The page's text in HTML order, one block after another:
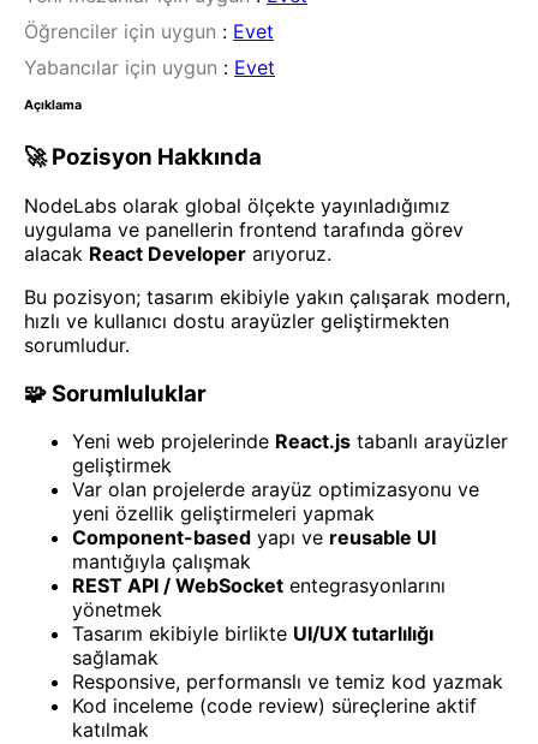
Öğrenciler için uygun : Evet
Yabancılar için uygun : Evet
Açıklama
🚀 Pozisyon Hakkında
NodeLabs olarak global ölçekte yayınladığımız
uygulama ve panellerin frontend tarafında görev
alacak React Developer arıyoruz.
Bu pozisyon; tasarım ekibiyle yakın çalışarak modern,
hızlı ve kullanıcı dostu arayüzler geliştirmekten
sorumludur.
🧩 Sorumluluklar
Yeni web projelerinde React.js tabanlı arayüzler
geliştirmek
Var olan projelerde arayüz optimizasyonu ve
yeni özellik geliştirmeleri yapmak
Component-based yapı ve reusable UI
mantığıyla çalışmak
REST API / WebSocket entegrasyonlarını
yönetmek
Tasarım ekibiyle birlikte UI/UX tutarlılığı
sağlamak
Responsive, performanslı ve temiz kod yazmak
Kod inceleme (code review) süreçlerine aktif
katılmak